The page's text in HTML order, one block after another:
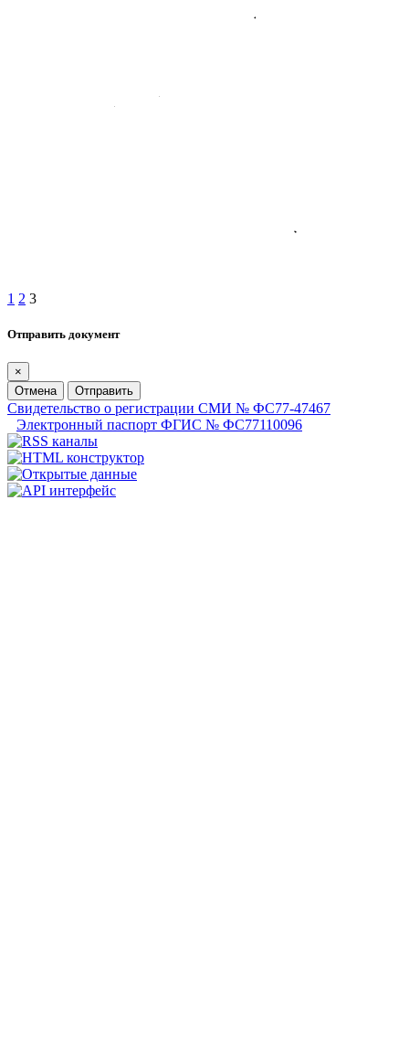
1 2 3
Отправить документ
×
Отмена
Отправить
Свидетельство о регистрации СМИ № ФС77-47467
Электронный паспорт ФГИС № ФС77110096